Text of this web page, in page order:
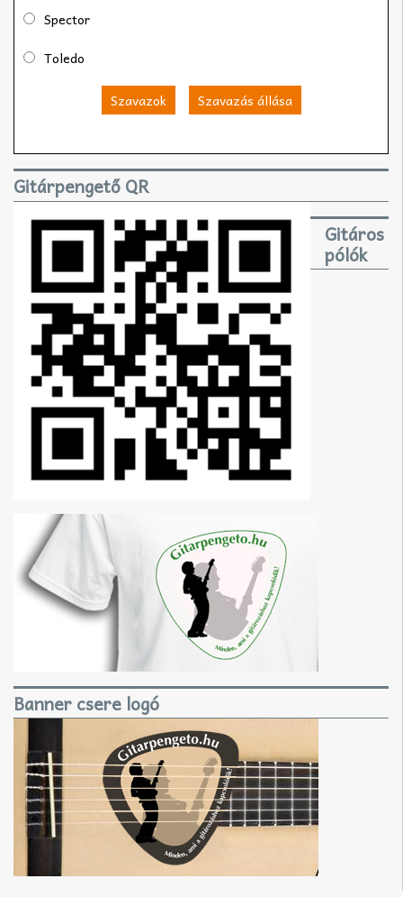
Spector
Toledo
Szavazok Szavazás állása
Gitárpengető QR
Gitáros
pólók
Banner csere logó